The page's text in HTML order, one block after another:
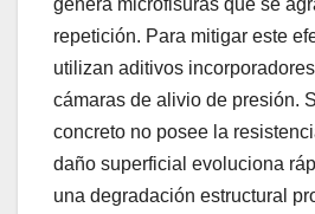
repetición. Para mitigar este
utilizan aditivos
cámaras de alivio de presión.
concreto no posee la
daño superficial evoluciona
una degradación estructural